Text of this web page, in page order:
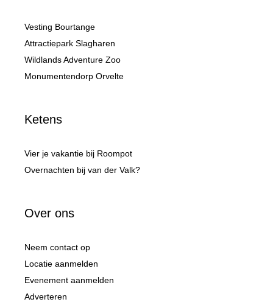
Vesting Bourtange
Attractiepark Slagharen
Wildlands Adventure Zoo
Monumentendorp Orvelte
Ketens
Vier je vakantie bij Roompot
Overnachten bij van der Valk?
Over ons
Neem contact op
Locatie aanmelden
Evenement aanmelden
Adverteren